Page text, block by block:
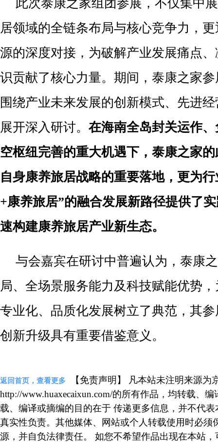
此次泰康之家组团参展，不仅集中
居领域的全链条布局与核心竞争力，
源的深度对接，为破解产业发展痛点
识贡献了核心力量。期间，泰康之家
围绕产业未来发展的创新模式、先进
展开深入研讨。 在海南全岛封关运作
空枢纽完善的重大机遇下，泰康之家
自身康养旅居战略的重要落地，更为
+康养旅居”的融合发展新路径提供了
速构建康养旅居产业新生态。
与会嘉宾在研讨中普遍认为，泰康
局、全场景服务能力及科技赋能优势
专业化、品质化发展树立了典范，其
创新升级具有重要借鉴意义。
返回首页，查看更多
【免责声明】 凡本站未注明来源为
http://www.huaxecaixun.com/的所有作品，均转载、
载、编译或摘编的目的在于 传递更多信息，并不代
真实性负责。其他媒体、网站或个人转载使用时必须
源，并自负法律责任。 如您不希望作品出现在本站